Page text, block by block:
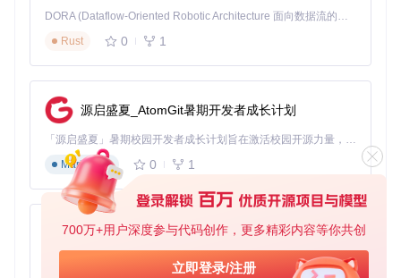
700万+用户深度参与代码创作，更多精彩内容等你共创
立即登录/注册
DORA (Dataflow-Oriented Robotic Architecture 面向数据流的机器人架构) 是为 AI 与具身智能机器人打造的高性能开发框架，以数据流范式重构开发逻辑，原生支持分布式部署与端边云协同 —— 无需复杂适配，即可实现一体端到端具身大小脑、VLA等模型部署，无缝衔接感知、推理、控制全链路，让 AI 能力与机器人动作深度融合。 依托 Rust 内核与零拷贝通信技术，它将具身大小脑、VLA等模型推理、多模态数据融合延迟压缩至微秒级，同时兼容 ROS2 生态与国产 AI 芯片，彻底降低具身智能机器人的开发门槛，让分布式部署下的 AI 赋能创新更高效、更灵活。
Rust
0 1
源启盛夏_AtomGit暑期开发者成长计划
「源启盛夏」暑期校园开发者成长计划旨在激活校园开源力量，通过积分激励、认证扶持、资源倾斜等形式，引导高校组织和开发者完成「入驻 — 建项目 — 做贡献 — 获认证 — 得资源」的完整闭环。无论你是想带领社团入驻平台的组织者，还是希望用代码贡献证明自己的开发者，都能在这里找到属于你的成长路径。
Markdown
0 1
py-xiaozhi
基于Python的Xiaozhi AI，适用于想要完整Xiaozhi体验而无需拥有专用硬件的用户。